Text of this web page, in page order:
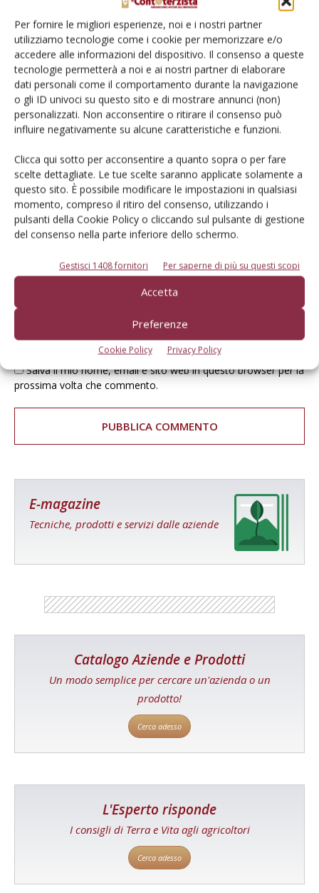
Per fornire le migliori esperienze, noi e i nostri partner
utilizziamo tecnologie come i cookie per memorizzare e/o
accedere alle informazioni del dispositivo. Il consenso a queste
tecnologie permetterà a noi e ai nostri partner di elaborare
dati personali come il comportamento durante la navigazione
o gli ID univoci su questo sito e di mostrare annunci (non)
personalizzati. Non acconsentire o ritirare il consenso può
influire negativamente su alcune caratteristiche e funzioni.
Clicca qui sotto per acconsentire a quanto sopra o per fare
scelte dettagliate. Le tue scelte saranno applicate solamente a
questo sito. È possibile modificare le impostazioni in qualsiasi
momento, compreso il ritiro del consenso, utilizzando i
pulsanti della Cookie Policy o cliccando sul pulsante di gestione
del consenso nella parte inferiore dello schermo.
Gestisci 1408 fornitori Per saperne di più su questi scopi
Accetta
Preferenze
Cookie Policy Privacy Policy
LASCIA UN COMMENTO
Salva il mio nome, email e sito web in questo browser per la
prossima volta che commento.
E-magazine
Tecniche, prodotti e servizi dalle aziende
Catalogo Aziende e Prodotti
Un modo semplice per cercare un'azienda o un
prodotto!
Cerca adesso
L'Esperto risponde
I consigli di Terra e Vita agli agricoltori
Cerca adesso